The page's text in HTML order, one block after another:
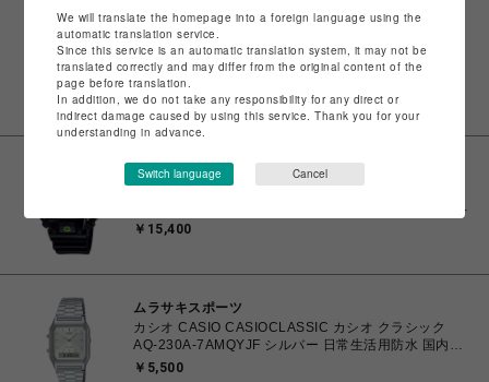
ムラサキスポーツ
カシオ CASIO G-SHOCK GSHOCK ジーショック
DIGITAL 5600 SERIES DW-5600PK-1JR 耐衝撃構造
（ショックレジスト） 20気圧防水 NPO法人J.POSH
ピンクリボン活動 腕時計 国内正規品 4549526380259
【送料無料 北海道/沖縄/離島を除く】
￥15,400
ムラサキスポーツ
カシオ CASIO G-SHOCK GSHOCK ジーショック
CRAZY COLORS 2024 耐衝撃構造（ショックレジス
￥15,400
ムラサキスポーツ
カシオ CASIO CASIOCLASSIC カシオ クラシック
AQ-230A-7AMQYJF シルバー 日常生活用防水 国内正
規品 4549526365966 【北海道/沖縄/離島 着払い】
￥5,500
We will translate the homepage into a foreign language using the
automatic translation service.
Since this service is an automatic translation system, it may not be
translated correctly and may differ from the original content of the
page before translation.
In addition, we do not take any responsibility for any direct or
indirect damage caused by using this service. Thank you for your
understanding in advance.
Switch language Cancel